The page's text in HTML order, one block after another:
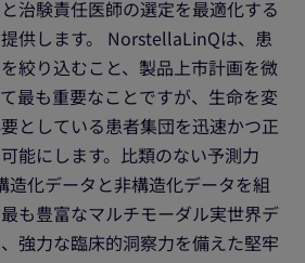
治験責任医師の選定を最適化する
供します。 NorstellaLinQは、患
絞り込むこと、製品上市計画を微
最も重要なことですが、生命を変
としている患者集団を迅速かつ正
能にします。比類のない予測力
化データと非構造化データを組
も豊富なマルチモーダル実世界デ
強力な臨床的洞察力を備えた堅牢